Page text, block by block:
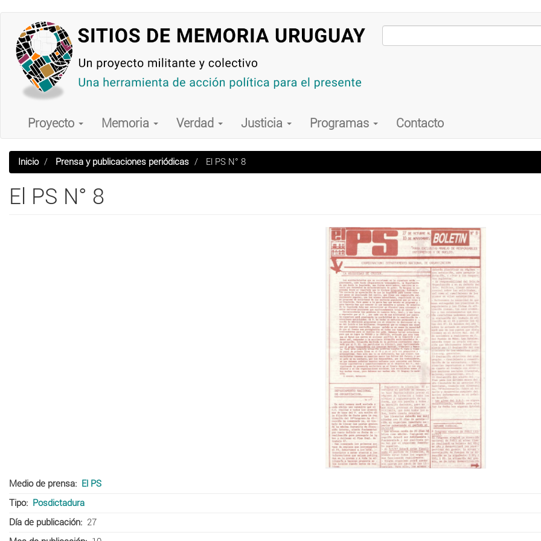
contenido
principal
Main
navigation
Proyecto Memoria Verdad Justicia Programas Contacto
Inicio Prensa y publicaciones periódicas El PS N° 8
El PS N° 8
Medio de prensa
El PS
Tipo
Posdictadura
Día de publicación
27